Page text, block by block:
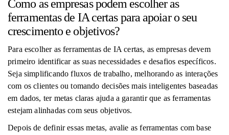
Como as empresas podem escolher as
ferramentas de IA certas para apoiar o seu
crescimento e objetivos?
Para escolher as ferramentas de IA certas, as empresas devem
primeiro identificar as suas necessidades e desafios específicos.
Seja simplificando fluxos de trabalho, melhorando as interações
com os clientes ou tomando decisões mais inteligentes baseadas
em dados, ter metas claras ajuda a garantir que as ferramentas
estejam alinhadas com seus objetivos.
Depois de definir essas metas, avalie as ferramentas com base